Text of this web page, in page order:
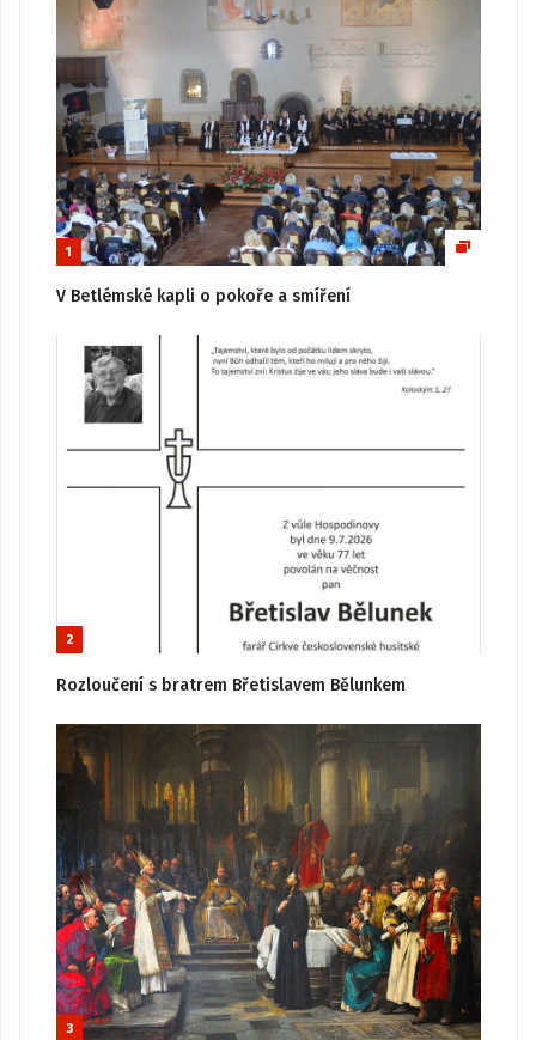
1
V Betlémské kapli o pokoře a smíření
2
Rozloučení s bratrem Břetislavem Bělunkem
3